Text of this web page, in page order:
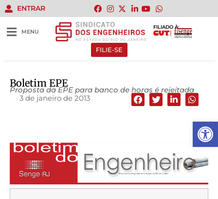
Abrir
ENTRAR
MENU
FILIADO À:
FILIE-SE
Boletim EPE
Proposta da EPE para banco de horas é rejeitada
3 de janeiro de 2013